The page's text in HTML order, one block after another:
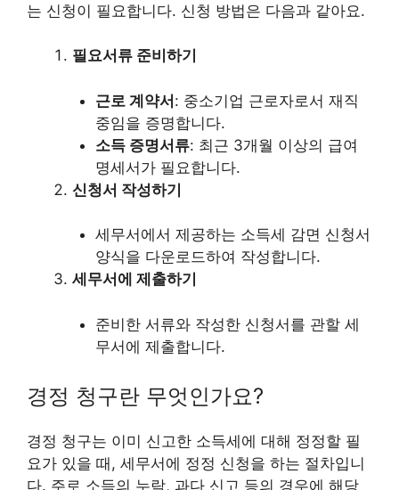
는 신청이 필요합니다. 신청 방법은 다음과 같아요.
필요서류 준비하기
근로 계약서: 중소기업 근로자로서 재직
중임을 증명합니다.
소득 증명서류: 최근 3개월 이상의 급여
명세서가 필요합니다.
신청서 작성하기
세무서에서 제공하는 소득세 감면 신청서
양식을 다운로드하여 작성합니다.
세무서에 제출하기
준비한 서류와 작성한 신청서를 관할 세
무서에 제출합니다.
경정 청구란 무엇인가요?
경정 청구는 이미 신고한 소득세에 대해 정정할 필
요가 있을 때, 세무서에 정정 신청을 하는 절차입니
다. 주로 소득의 누락, 과다 신고 등의 경우에 해당